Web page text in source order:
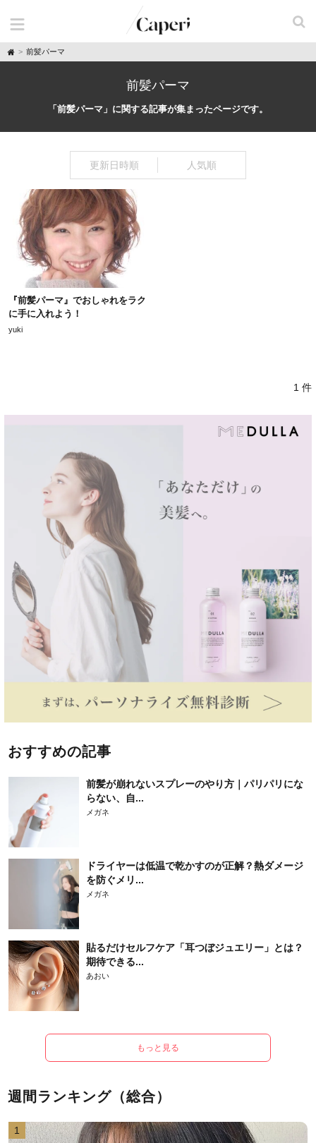
H
o
前髪パーマ
前髪パーマ
「前髪パーマ」に関する記事が集まったページです。
更新日時順 人気順
『前髪パーマ』でおしゃれをラク
に手に入れよう！
yuki
1 件
おすすめの記事
前髪が崩れないスプレーのやり方｜パリパリにな
らない、自...
メガネ
ドライヤーは低温で乾かすのが正解？熱ダメージ
を防ぐメリ...
メガネ
貼るだけセルフケア「耳つぼジュエリー」とは？
期待できる...
あおい
もっと見る
週間ランキング（総合）
1